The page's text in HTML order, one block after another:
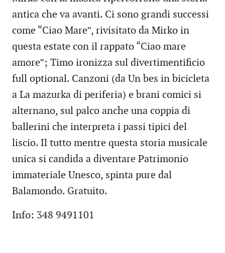
antica che va avanti. Ci sono grandi successi
come “Ciao Mare”, rivisitato da Mirko in
questa estate con il rappato “Ciao mare
amore”; Timo ironizza sul divertimentificio
full optional. Canzoni (da Un bes in bicicleta
a La mazurka di periferia) e brani comici si
alternano, sul palco anche una coppia di
ballerini che interpreta i passi tipici del
liscio. Il tutto mentre questa storia musicale
unica si candida a diventare Patrimonio
immateriale Unesco, spinta pure dal
Balamondo. Gratuito.
Info: 348 9491101